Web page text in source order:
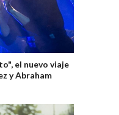
el nuevo viaje
y Abraham